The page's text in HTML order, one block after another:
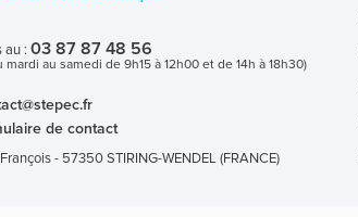
au : 03 87 87 48 56
mardi au samedi de 9h15 à 12h00 et de 14h à 18h30)
de contact
- 57350 STIRING-WENDEL (FRANCE)